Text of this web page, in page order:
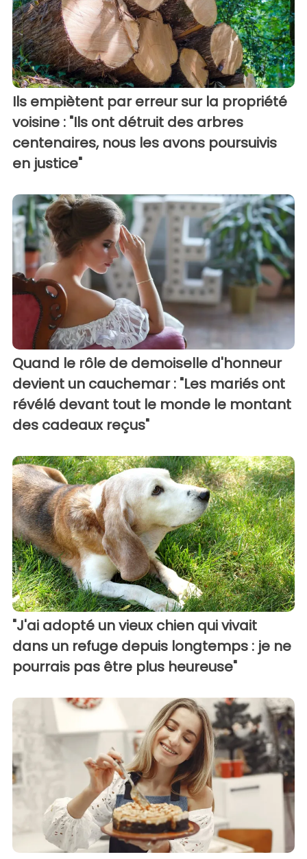
Ils empiètent par erreur sur la propriété
voisine : "Ils ont détruit des arbres
centenaires, nous les avons poursuivis
en justice"
Quand le rôle de demoiselle d'honneur
devient un cauchemar : "Les mariés ont
révélé devant tout le monde le montant
des cadeaux reçus"
"J'ai adopté un vieux chien qui vivait
dans un refuge depuis longtemps : je ne
pourrais pas être plus heureuse"